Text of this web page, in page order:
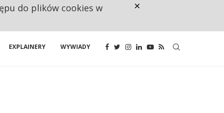
EXPLAINERY WYWIADY
do plików cookies w
×